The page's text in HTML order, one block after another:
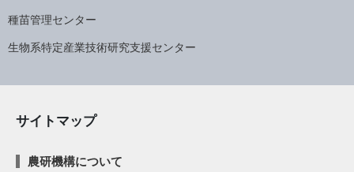
種苗管理センター
生物系特定産業技術研究支援センター
サイトマップ
農研機構について